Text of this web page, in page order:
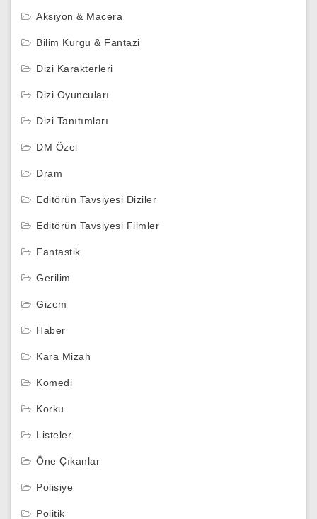
Aksiyon & Macera
Bilim Kurgu & Fantazi
Dizi Karakterleri
Dizi Oyuncuları
Dizi Tanıtımları
DM Özel
Dram
Editörün Tavsiyesi Diziler
Editörün Tavsiyesi Filmler
Fantastik
Gerilim
Gizem
Haber
Kara Mizah
Komedi
Korku
Listeler
Öne Çıkanlar
Polisiye
Politik